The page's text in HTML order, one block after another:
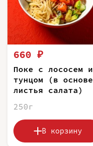
660 ₽
Поке с лососем и
тунцом (в основе
листья салата)
250г
В корзину